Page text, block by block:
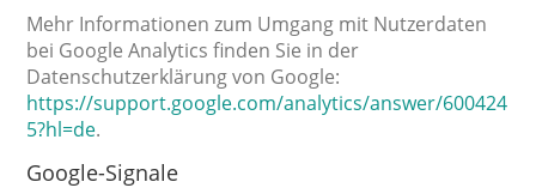
Mehr Informationen zum Umgang mit Nutzerdaten
bei Google Analytics finden Sie in der
Datenschutzerklärung von Google:
https://support.google.com/analytics/answer/600424
5?hl=de.
Google-Signale